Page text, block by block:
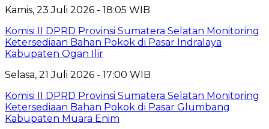
Kamis, 23 Juli 2026 - 18:05 WIB
Komisi II DPRD Provinsi Sumatera Selatan Monitoring
Ketersediaan Bahan Pokok di Pasar Indralaya
Kabupaten Ogan Ilir
Selasa, 21 Juli 2026 - 17:00 WIB
Komisi II DPRD Provinsi Sumatera Selatan Monitoring
Ketersediaan Bahan Pokok di Pasar Glumbang
Kabupaten Muara Enim